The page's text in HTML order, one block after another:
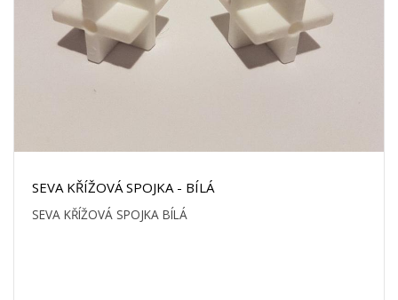
SEVA KŘÍŽOVÁ SPOJKA - BÍLÁ
SEVA KŘÍŽOVÁ SPOJKA BÍLÁ